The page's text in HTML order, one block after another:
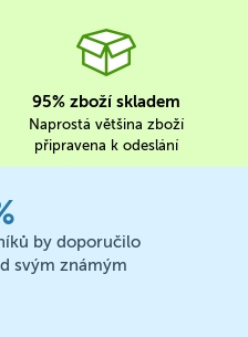
95% zboží skladem
Naprostá většina zboží
připravena k odeslání
by doporučilo
svým známým